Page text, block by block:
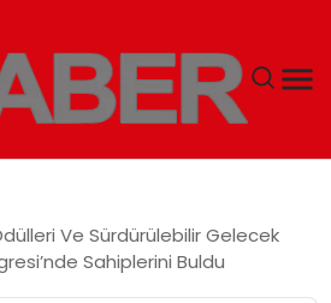
Ve Sürdürülebilir Gelecek
Sahiplerini Buldu